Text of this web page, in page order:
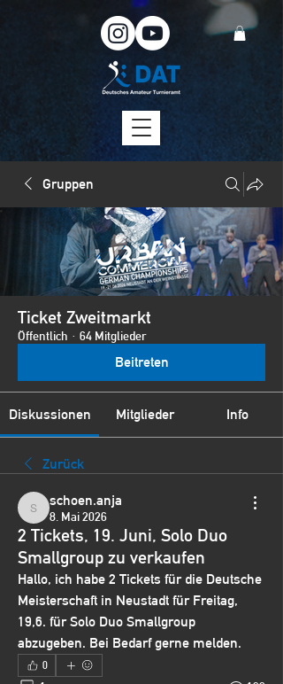
Gruppen
Ticket Zweitmarkt
Öffentlich · 64 Mitglieder
Beitreten
Diskussionen Mitglieder Info
Zurück
schoen.anja
schoen.anja
8. Mai 2026
2 Tickets, 19. Juni, Solo Duo
Smallgroup zu verkaufen
Hallo, ich habe 2 Tickets für die Deutsche
Meisterschaft in Neustadt für Freitag,
19,6. für Solo Duo Smallgroup
abzugeben. Bei Bedarf gerne melden.
0